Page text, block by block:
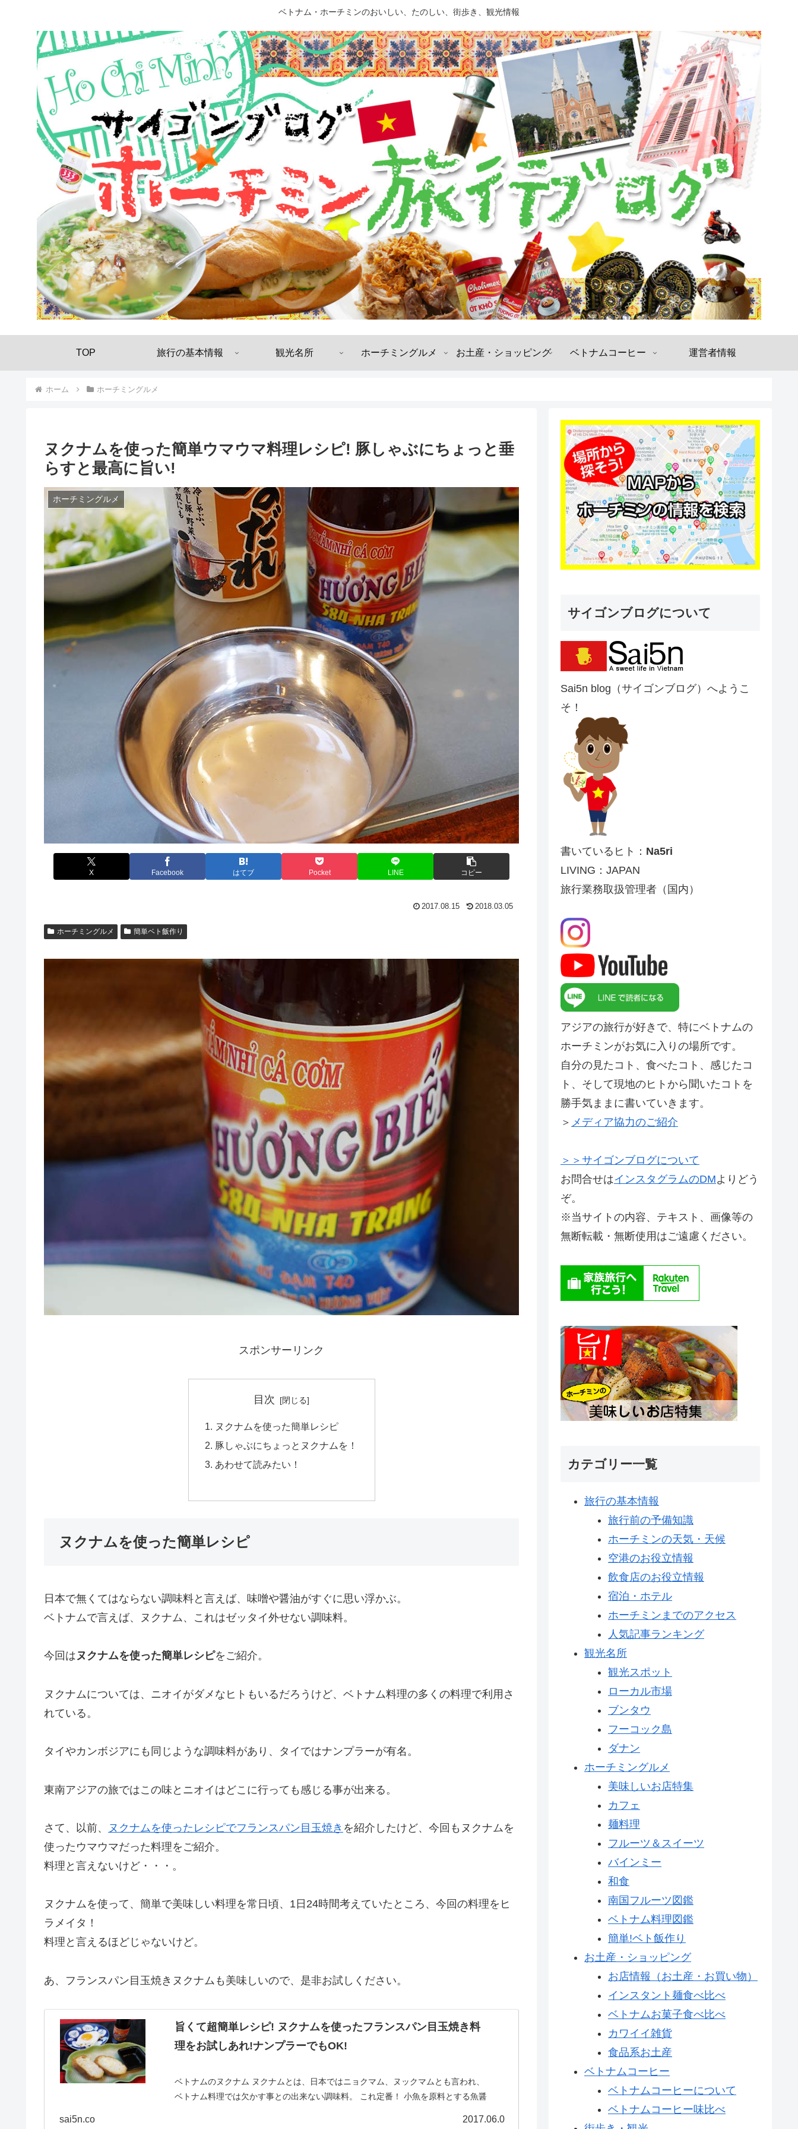
ベトナム・ホーチミンのおいしい、たのしい、街歩き、観光情報
TOP 旅行の基本情報 観光名所 ホーチミングルメ お土産・ショッピング ベトナムコーヒー 運営者情報
ホーム ホーチミングルメ
ヌクナムを使った簡単ウマウマ料理レシピ! 豚しゃぶにちょっと垂
らすと最高に旨い!
ホーチミングルメ
X Facebook はてブ Pocket LINE コピー
2017.08.15 2018.03.05
ホーチミングルメ 簡単ベト飯作り
スポンサーリンク
目次
ヌクナムを使った簡単レシピ
豚しゃぶにちょっとヌクナムを！
あわせて読みたい！
ヌクナムを使った簡単レシピ
日本で無くてはならない調味料と言えば、味噌や醤油がすぐに思い浮かぶ。
ベトナムで言えば、ヌクナム、これはゼッタイ外せない調味料。
今回はヌクナムを使った簡単レシピをご紹介。
ヌクナムについては、ニオイがダメなヒトもいるだろうけど、ベトナム料理の多くの料理で利用さ
れている。
タイやカンボジアにも同じような調味料があり、タイではナンプラーが有名。
東南アジアの旅ではこの味とニオイはどこに行っても感じる事が出来る。
さて、以前、 ヌクナムを使ったレシピでフランスパン目玉焼き を紹介したけど、今回もヌクナムを
使ったウマウマだった料理をご紹介。
料理と言えないけど・・・。
ヌクナムを使って、簡単で美味しい料理を常日頃、1日24時間考えていたところ、今回の料理をヒ
ラメイタ！
料理と言えるほどじゃないけど。
あ、フランスパン目玉焼きヌクナムも美味しいので、是非お試しください。
旨くて超簡単レシピ! ヌクナムを使ったフランスパン目玉焼き料
理をお試しあれ!ナンプラーでもOK!
ベトナムのヌクナム ヌクナムとは、日本ではニョクマム、ヌックマムとも言われ、
ベトナム料理では欠かす事との出来ない調味料。 これ定番！ 小魚を原料とする魚醤
sai5n.co 2017.06.0
サイゴンブログについて
Sai5n blog（サイゴンブログ）へようこ
そ！
書いているヒト： Na5ri
LIVING：JAPAN
旅行業務取扱管理者（国内）
アジアの旅行が好きで、特にベトナムの
ホーチミンがお気に入りの場所です。
自分の見たコト、食べたコト、感じたコ
ト、そして現地のヒトから聞いたコトを
勝手気ままに書いていきます。
＞ メディア協力のご紹介
＞＞サイゴンブログについて
お問合せはインスタグラムのDMよりどう
ぞ。
※当サイトの内容、テキスト、画像等の
無断転載・無断使用はご遠慮ください。
カテゴリー一覧
旅行の基本情報
旅行前の予備知識
ホーチミンの天気・天候
空港のお役立情報
飲食店のお役立情報
宿泊・ホテル
ホーチミンまでのアクセス
人気記事ランキング
観光名所
観光スポット
ローカル市場
ブンタウ
フーコック島
ダナン
ホーチミングルメ
美味しいお店特集
カフェ
麺料理
フルーツ＆スイーツ
バインミー
和食
南国フルーツ図鑑
ベトナム料理図鑑
簡単!ベト飯作り
お土産・ショッピング
お店情報（お土産・お買い物）
インスタント麺食べ比べ
ベトナムお菓子食べ比べ
カワイイ雑貨
食品系お土産
ベトナムコーヒー
ベトナムコーヒーについて
ベトナムコーヒー味比べ